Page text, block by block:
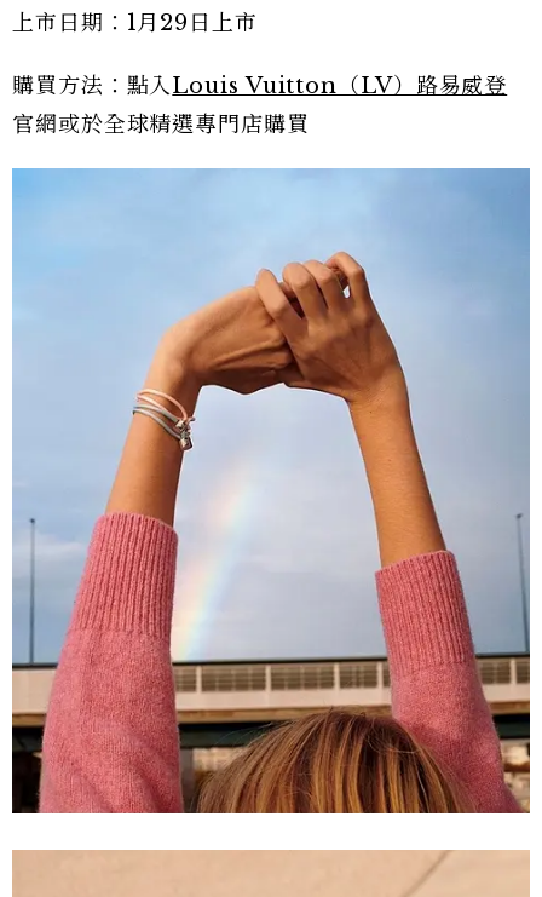
上市日期：1月29日上市
購買方法：點入Louis Vuitton（LV）路易威登
官網或於全球精選專門店購買